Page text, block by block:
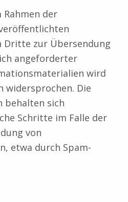
der
Dritte zur Übersendung
angeforderter
wird
widersprochen. Die
behalten sich
Schritte im Falle der
von
etwa durch Spam-